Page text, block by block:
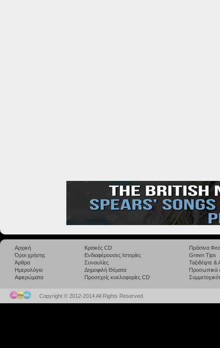
Αρχική
Όροι χρήσης
Άρθρα
Ημερολόγιο
Αφιερώματα
Κριτικές CD
Ενδιαφέρουσες Ιστορίες
Συναυλίες
Δημοφιλή Θέματα
Προσεχείς κυκλοφορίες CD
Πράσινα
Green Tips
Taξιδέψτε
Προσωπικά
Copyright © 2012-2014 All Rights Reserved